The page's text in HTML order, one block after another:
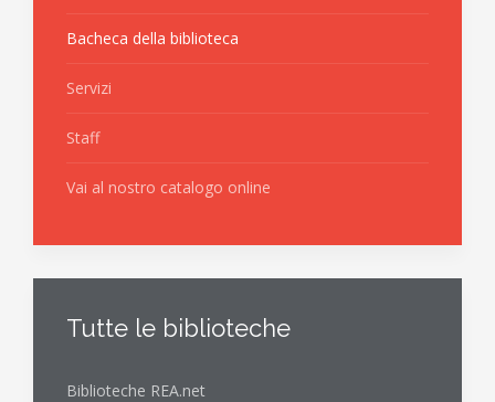
Bacheca della biblioteca
Servizi
Staff
Vai al nostro catalogo online
Tutte le biblioteche
Biblioteche REA.net